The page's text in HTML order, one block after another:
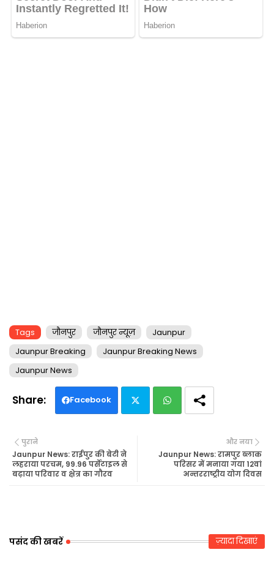
Tags जौनपुर जौनपुर न्यूज़
Jaunpur
Jaunpur Breaking
Jaunpur Breaking News
Jaunpur News
Facebook
ats
और नया
Jaunpur News: रामपुर ब्लाक
परिसर में मनाया गया 12वां
अन्तरराष्ट्रीय योग दिवस
पुराने
Jaunpur News: राईपुर की बेटी ने
लहराया परचम, 99.96 पर्सेंटाइल से
बढ़ाया परिवार व क्षेत्र का गौरव
पसंद की खबरें ज़्यादा दिखाएं